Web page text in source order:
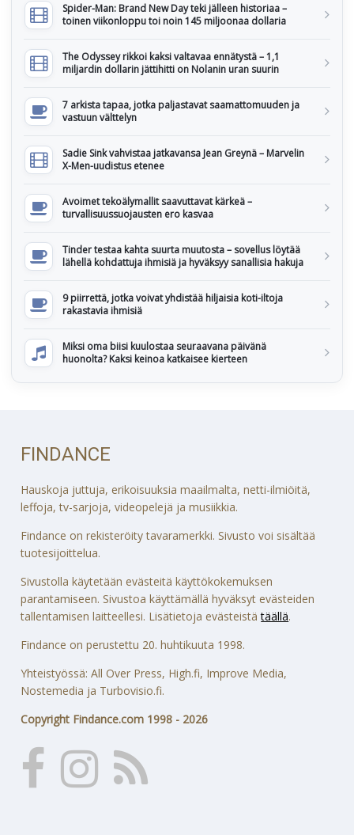
Spider-Man: Brand New Day teki jälleen historiaa –
toinen viikonloppu toi noin 145 miljoonaa dollaria
The Odyssey rikkoi kaksi valtavaa ennätystä – 1,1
miljardin dollarin jättihitti on Nolanin uran suurin
7 arkista tapaa, jotka paljastavat saamattomuuden ja
vastuun välttelyn
Sadie Sink vahvistaa jatkavansa Jean Greynä – Marvelin
X-Men-uudistus etenee
Avoimet tekoälymallit saavuttavat kärkeä –
turvallisuussuojausten ero kasvaa
Tinder testaa kahta suurta muutosta – sovellus löytää
lähellä kohdattuja ihmisiä ja hyväksyy sanallisia hakuja
9 piirrettä, jotka voivat yhdistää hiljaisia koti-iltoja
rakastavia ihmisiä
Miksi oma biisi kuulostaa seuraavana päivänä
huonolta? Kaksi keinoa katkaisee kierteen
FINDANCE
Hauskoja juttuja, erikoisuuksia maailmalta, netti-ilmiöitä,
leffoja, tv-sarjoja, videopelejä ja musiikkia.
Findance on rekisteröity tavaramerkki. Sivusto voi sisältää
tuotesijoittelua.
Sivustolla käytetään evästeitä käyttökokemuksen
parantamiseen. Sivustoa käyttämällä hyväksyt evästeiden
tallentamisen laitteellesi. Lisätietoja evästeistätäällä.
Findance on perustettu 20. huhtikuuta 1998.
Yhteistyössä: All Over Press, High.fi, Improve Media,
Nostemedia ja Turbovisio.fi.
Copyright Findance.com 1998 - 2026